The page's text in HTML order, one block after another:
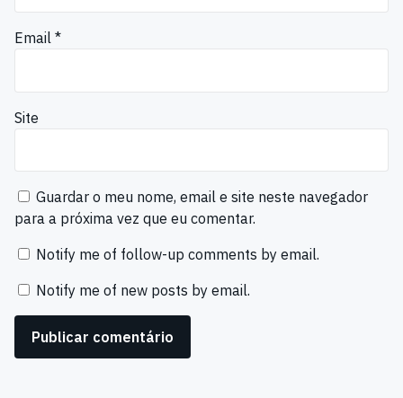
Email *
Site
Guardar o meu nome, email e site neste navegador
para a próxima vez que eu comentar.
Notify me of follow-up comments by email.
Notify me of new posts by email.